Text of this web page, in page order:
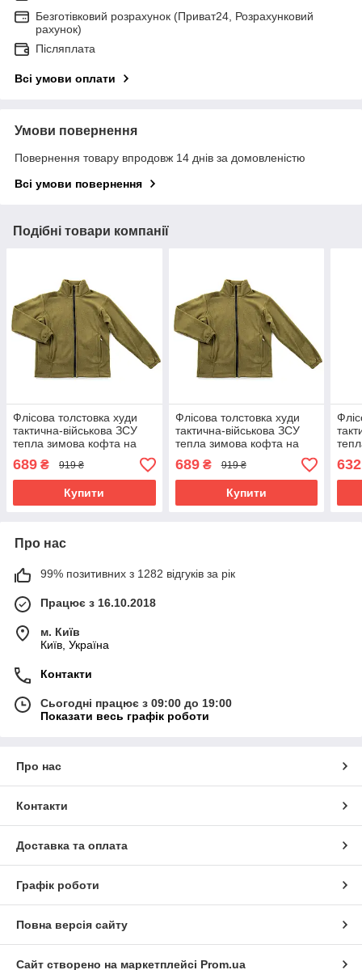
Безготівковий розрахунок (Приват24, Розрахунковий
рахунок)
Післяплата
Всі умови оплати
Умови повернення
Повернення товару впродовж 14 днів за домовленістю
Всі умови повернення
Подібні товари компанії
Флісова толстовка худи
тактична-військова ЗСУ
тепла зимова кофта на
блискавці OSPORT (ty-
0052) Хакі M
689 ₴ 919 ₴
Купити
Флісова толстовка худи
тактична-військова ЗСУ
тепла зимова кофта на
блискавці OSPORT (ty-
0052) Хакі L
689₴ 919 ₴
Купити
632
Про нас
99% позитивних з 1282 відгуків за рік
Працює з 16.10.2018
м. Київ
Київ, Україна
Контакти
Сьогодні працює з 09:00 до 19:00
Показати весь графік роботи
Про нас
Контакти
Доставка та оплата
Графік роботи
Повна версія сайту
Сайт створено на маркетплейсі Prom.ua